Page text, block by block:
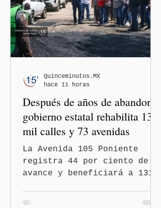
Después de años de abandono,
gobierno estatal rehabilita 13
mil calles y 73 avenidas
La Avenida 105 Poniente
registra 44 por ciento de
avance y beneficiará a 131
Quinceminutos.MX
hace 11 horas